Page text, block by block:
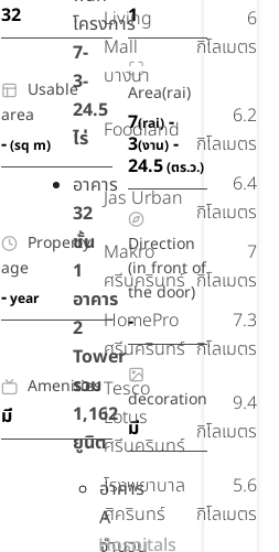
32 1
Usable
area
-(sq m)
Area(rai)
7(rai)-
3(งาน)-
24.5(ตร.ว.)
Property
age
-year
Direction
(in front of
the door)
-
Amenities
มี
decoration
มี
โครงการ
7-
3-
24.5
ไร่
อาคาร
32
ชั้น
1
อาคาร
2
Tower
รวม
1,162
ยูนิต
อาคาร
A
จำนวน
Living
Mall
บางนา
6
กิโลเมตร
Foodland
6.2
กิโลเมตร
Jas Urban
6.4
กิโลเมตร
Makro
ศรีนครินทร์
7
กิโลเมตร
HomePro
ศรีนครินทร์
7.3
กิโลเมตร
Tesco
Lotus
ศรีนครินทร์
9.4
กิโลเมตร
โรงพยาบาล
ศิครินทร์
5.6
กิโลเมตร
Hospitals